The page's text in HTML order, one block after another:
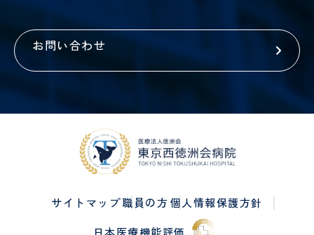
お問い合わせ
サイトマップ職員の方 個人情報保護方針
日本医療機能評価